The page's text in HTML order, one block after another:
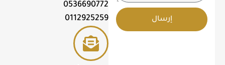
إرسال
0536690772
0112925259